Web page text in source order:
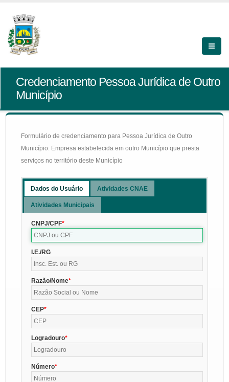
Credenciamento Pessoa Jurídica de Outro
Município
Formulário de credenciamento para Pessoa Jurídica de Outro
Município: Empresa estabelecida em outro Município que presta
serviços no território deste Município
Dados do Usuário Atividades CNAE
Atividades Municipais
CNPJ/CPF
I.E./RG
Razão/Nome
CEP
Logradouro
Número